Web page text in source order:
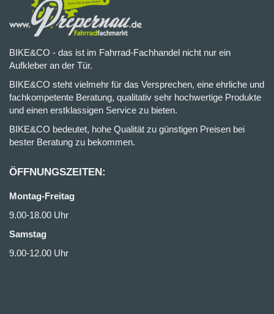
BIKE&CO - das ist im Fahrrad-Fachhandel nicht nur ein
Aufkleber an der Tür.
BIKE&CO steht vielmehr für das Versprechen, eine ehrliche und
fachkompetente Beratung, qualitativ sehr hochwertige Produkte
und einen erstklassigen Service zu bieten.
BIKE&CO bedeutet, hohe Qualität zu günstigen Preisen bei
bester Beratung zu bekommen.
ÖFFNUNGSZEITEN:
Montag-Freitag
9.00-18.00 Uhr
Samstag
9.00-12.00 Uhr